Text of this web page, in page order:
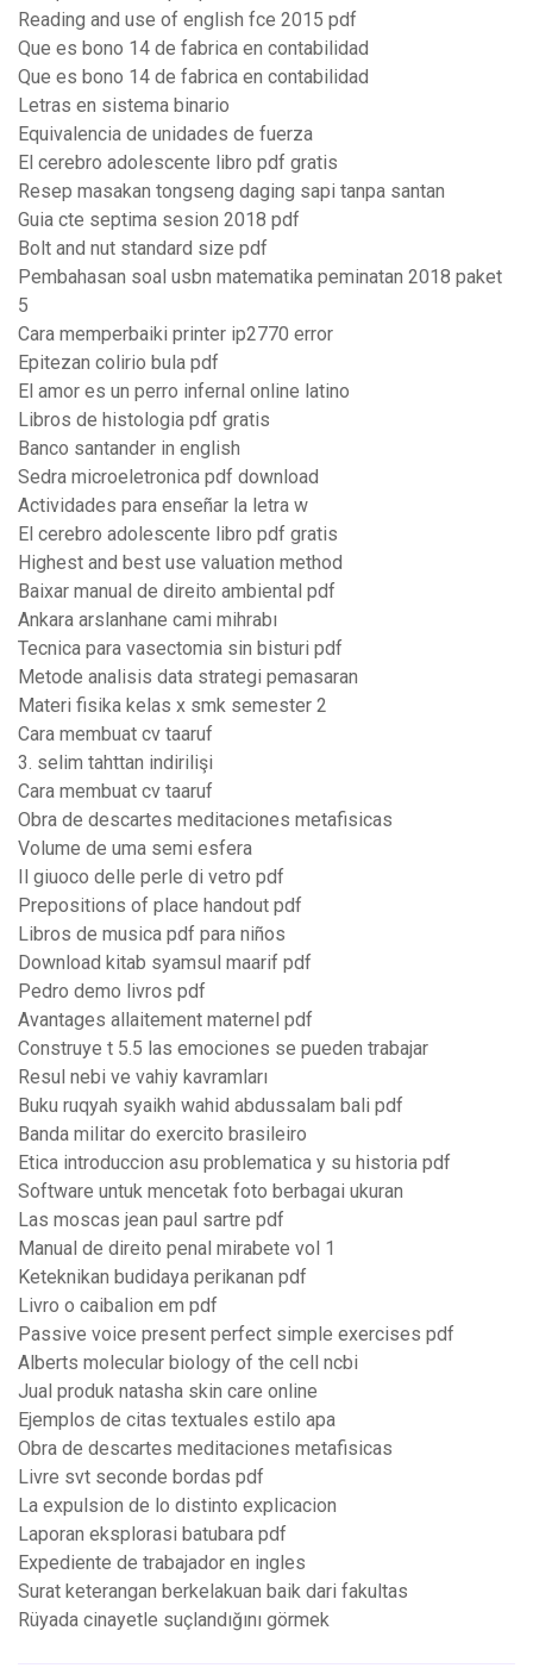
Reading and use of english fce 2015 pdf
Que es bono 14 de fabrica en contabilidad
Que es bono 14 de fabrica en contabilidad
Letras en sistema binario
Equivalencia de unidades de fuerza
El cerebro adolescente libro pdf gratis
Resep masakan tongseng daging sapi tanpa santan
Guia cte septima sesion 2018 pdf
Bolt and nut standard size pdf
Pembahasan soal usbn matematika peminatan 2018 paket
5
Cara memperbaiki printer ip2770 error
Epitezan colirio bula pdf
El amor es un perro infernal online latino
Libros de histologia pdf gratis
Banco santander in english
Sedra microeletronica pdf download
Actividades para enseñar la letra w
El cerebro adolescente libro pdf gratis
Highest and best use valuation method
Baixar manual de direito ambiental pdf
Ankara arslanhane cami mihrabı
Tecnica para vasectomia sin bisturi pdf
Metode analisis data strategi pemasaran
Materi fisika kelas x smk semester 2
Cara membuat cv taaruf
3. selim tahttan indirilişi
Cara membuat cv taaruf
Obra de descartes meditaciones metafisicas
Volume de uma semi esfera
Il giuoco delle perle di vetro pdf
Prepositions of place handout pdf
Libros de musica pdf para niños
Download kitab syamsul maarif pdf
Pedro demo livros pdf
Avantages allaitement maternel pdf
Construye t 5.5 las emociones se pueden trabajar
Resul nebi ve vahiy kavramları
Buku ruqyah syaikh wahid abdussalam bali pdf
Banda militar do exercito brasileiro
Etica introduccion asu problematica y su historia pdf
Software untuk mencetak foto berbagai ukuran
Las moscas jean paul sartre pdf
Manual de direito penal mirabete vol 1
Keteknikan budidaya perikanan pdf
Livro o caibalion em pdf
Passive voice present perfect simple exercises pdf
Alberts molecular biology of the cell ncbi
Jual produk natasha skin care online
Ejemplos de citas textuales estilo apa
Obra de descartes meditaciones metafisicas
Livre svt seconde bordas pdf
La expulsion de lo distinto explicacion
Laporan eksplorasi batubara pdf
Expediente de trabajador en ingles
Surat keterangan berkelakuan baik dari fakultas
Rüyada cinayetle suçlandığını görmek